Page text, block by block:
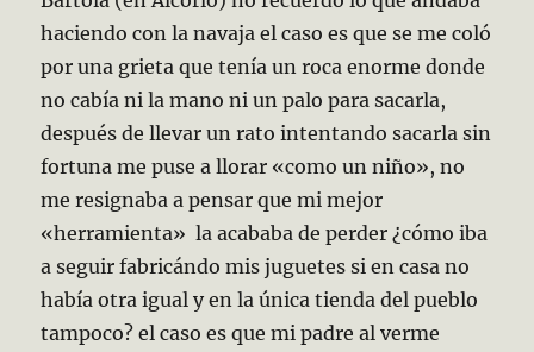
haciendo con la navaja el caso es que se me coló
por una grieta que tenía un roca enorme donde
no cabía ni la mano ni un palo para sacarla,
después de llevar un rato intentando sacarla sin
fortuna me puse a llorar «como un niño», no
me resignaba a pensar que mi mejor
«herramienta» la acababa de perder ¿cómo iba
a seguir fabricándo mis juguetes si en casa no
había otra igual y en la única tienda del pueblo
tampoco? el caso es que mi padre al verme